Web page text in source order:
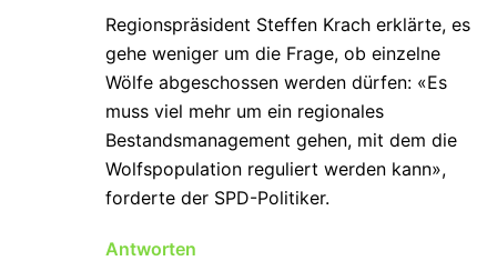
Regionspräsident Steffen Krach erklärte, es
gehe weniger um die Frage, ob einzelne
Wölfe abgeschossen werden dürfen: «Es
muss viel mehr um ein regionales
Bestandsmanagement gehen, mit dem die
Wolfspopulation reguliert werden kann»,
forderte der SPD-Politiker.
Antworten